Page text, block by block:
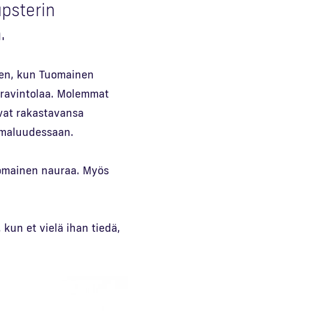
.
kun Tuomainen
Molemmat
rakastavansa
nauraa. Myös
et vielä ihan tiedä,